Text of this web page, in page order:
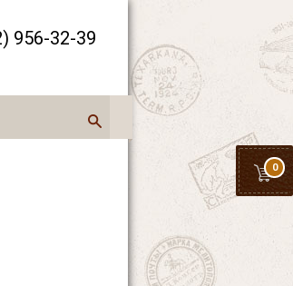
956-32-39
0